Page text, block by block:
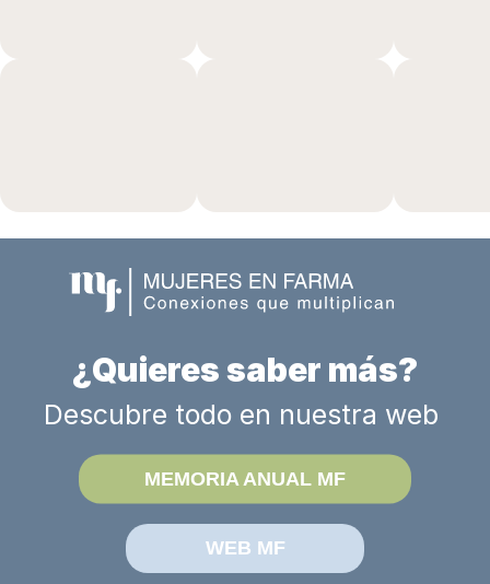
¿Quieres saber más?
Descubre todo en nuestra web
WEB MF
MEMORIA ANUAL MF